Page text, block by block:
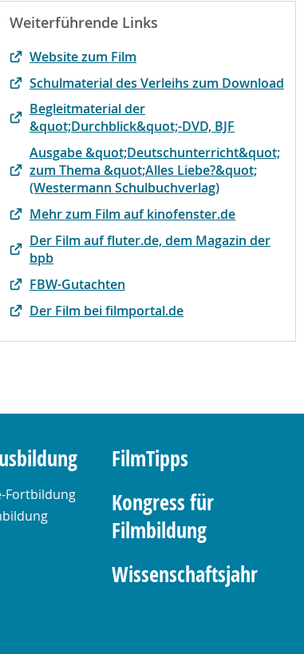
Weiterführende Links
Website zum Film
Schulmaterial des Verleihs zum Download
Begleitmaterial der
&quot;Durchblick&quot;-DVD, BJF
Ausgabe &quot;Deutschunterricht&quot;
zum Thema &quot;Alles Liebe?&quot;
(Westermann Schulbuchverlag)
Mehr zum Film auf kinofenster.de
Der Film auf fluter.de, dem Magazin der
bpb
FBW-Gutachten
Der Film bei filmportal.de
Fortbildung
FilmTipps
Kongress für
Filmbildung
Wissenschaftsjahr